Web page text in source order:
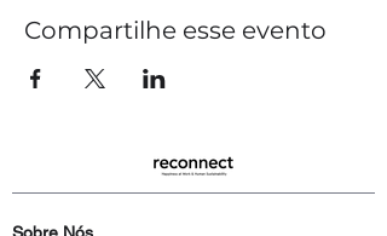
Compartilhe esse evento